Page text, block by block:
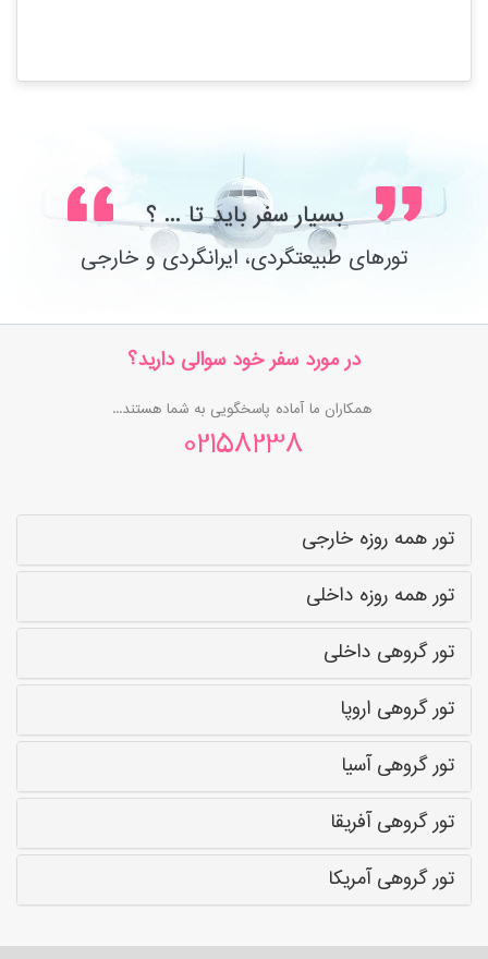
بسیار سفر باید تا ... ؟
تورهای طبیعتگردی، ایرانگردی و خارجی
در مورد سفر خود سوالی دارید؟
همکاران ما آماده پاسخگویی به شما هستند...
02158238
تور همه روزه خارجی
تور همه روزه داخلی
تور گروهی داخلی
تور گروهی اروپا
تور گروهی آسیا
تور گروهی آفریقا
تور گروهی آمریکا